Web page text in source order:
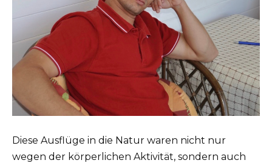
Diese Ausflüge in die Natur waren nicht nur
wegen der körperlichen Aktivität, sondern auch